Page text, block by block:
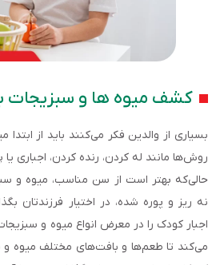
کشف میوه ها و سبزیجات
بسیاری از والدین فکر می‌کنند باید از ابتدا
روش‌ها مانند له کردن، رنده کردن، اجباری
حالی‌که بهتر است از سن مناسب، میوه و
نه ریز و پوره شده، در اختیار فرزندتان
اجبار کودک را در معرض انواع میوه و
می‌کند تا طعم‌ها و بافت‌های مختلف میوه و